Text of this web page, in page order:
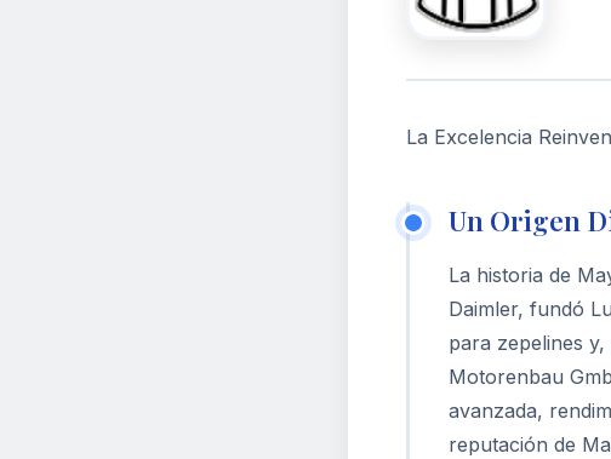
La Excelencia
Un Origen
La historia de
Daimler, fundó
para zepelines
Motorenbau
avanzada,
reputación de